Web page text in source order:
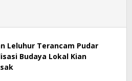
Leluhur Terancam Pudar
Budaya Lokal Kian